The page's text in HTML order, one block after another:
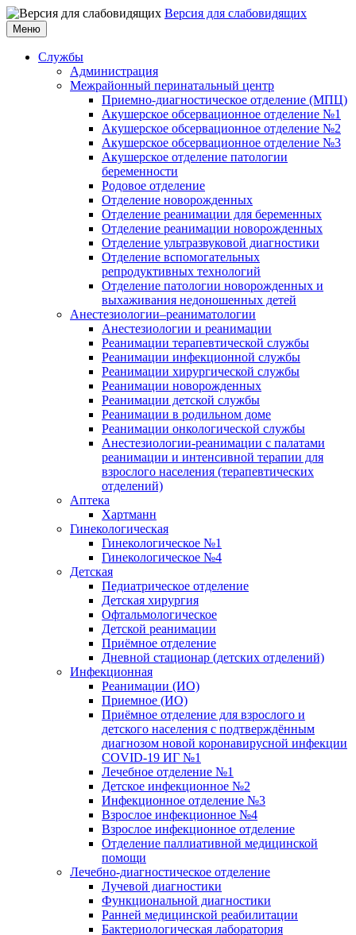
Версия для слабовидящих
Меню
Службы
Администрация
Межрайонный перинатальный центр
Приемно-диагностическое отделение (МПЦ)
Акушерское обсервационное отделение №1
Акушерское обсервационное отделение №2
Акушерское обсервационное отделение №3
Акушерское отделение патологии
беременности
Родовое отделение
Отделение новорожденных
Отделение реанимации для беременных
Отделение реанимации новорожденных
Отделение ультразвуковой диагностики
Отделение вспомогательных
репродуктивных технологий
Отделение патологии новорожденных и
выхаживания недоношенных детей
Анестезиологии–реаниматологии
Анестезиологии и реанимации
Реанимации терапевтической службы
Реанимации инфекционной службы
Реанимации хирургической службы
Реанимации новорожденных
Реанимации детской службы
Реанимации в родильном доме
Реанимации онкологической службы
Анестезиологии-реанимации с палатами
реанимации и интенсивной терапии для
взрослого населения (терапевтических
отделений)
Аптека
Хартманн
Гинекологическая
Гинекологическое №1
Гинекологическое №4
Детская
Педиатрическое отделение
Детская хирургия
Офтальмологическое
Детской реанимации
Приёмное отделение
Дневной стационар (детских отделений)
Инфекционная
Реанимации (ИО)
Приемное (ИО)
Приёмное отделение для взрослого и
детского населения с подтверждённым
диагнозом новой коронавирусной инфекции
COVID-19 ИГ №1
Лечебное отделение №1
Детское инфекционное №2
Инфекционное отделение №3
Взрослое инфекционное №4
Взрослое инфекционное отделение
Отделение паллиативной медицинской
помощи
Лечебно-диагностическое отделение
Лучевой диагностики
Функциональной диагностики
Ранней медицинской реабилитации
Бактериологическая лаборатория